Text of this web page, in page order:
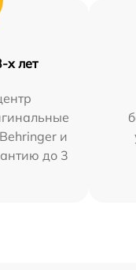
х лет
и
до 3